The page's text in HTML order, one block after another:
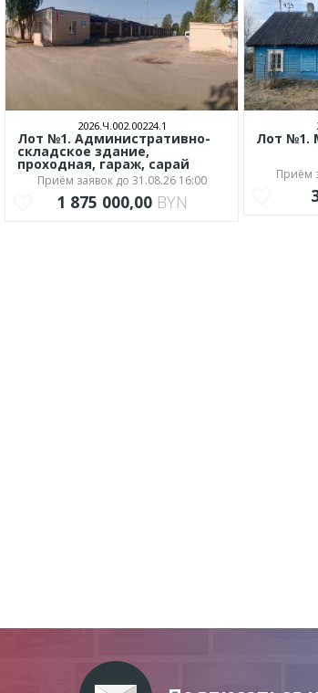
2026.Ч.002.00224.1
Лот №1. Административно-
складское здание,
проходная, гараж, сарай
Приём заявок до 31.08.26 16:00
1 875 000,00 BYN
Лот №1.
Приём